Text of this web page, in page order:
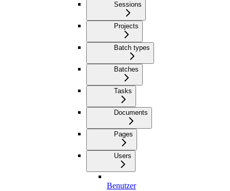
Sessions
Projects
Batch types
Batches
Tasks
Documents
Pages
Users
Benutzer